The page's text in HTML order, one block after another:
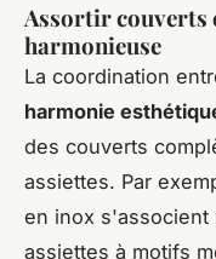
Assortir couverts
harmonieuse
La coordination
harmonie
des couverts
assiettes. Par
en inox s'associent
assiettes à motifs